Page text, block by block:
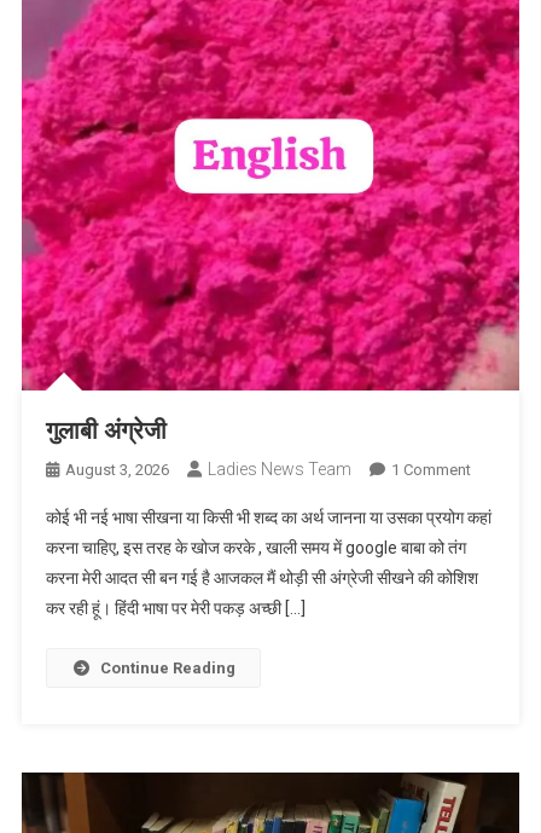
गुलाबी अंग्रेजी
August 3, 2026 Ladies News Team 1 CommentOn
अंग्रेजी
कोई भी नई भाषा सीखना या किसी भी शब्द का अर्थ जानना या उसका प्रयोग कहां
करना चाहिए, इस तरह के खोज करके , खाली समय में google बाबा को तंग
करना मेरी आदत सी बन गई है आजकल मैं थोड़ी सी अंग्रेजी सीखने की कोशिश
कर रही हूं। हिंदी भाषा पर मेरी पकड़ अच्छी […]
Continue Reading